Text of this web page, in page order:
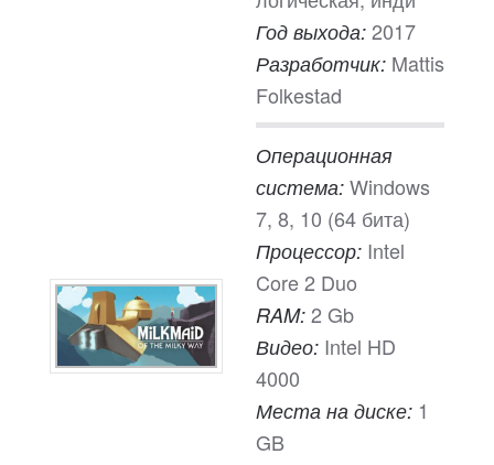
Год выхода: 2017
Разработчик: Mattis
Folkestad
Операционная
система: Windows
7, 8, 10 (64 бита)
Процессор: Intel
Core 2 Duo
RAM: 2 Gb
Видео: Intel HD
4000
Места на диске: 1
GB